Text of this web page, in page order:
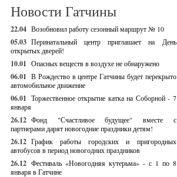
Новости Гатчины
22.04 Возобновил работу сезонный маршрут № 10
05.03 Перинатальный центр приглашает на День
открытых дверей!
10.01 Опасных веществ в воздухе не обнаружено
06.01 В Рождество в центре Гатчины будет перекрыто
автомобильное движение
06.01 Торжественное открытие катка на Соборной - 7
января
26.12 Фонд "Счастливое будущее" вместе с
партнерами дарят новогодние праздники детям!
26.12 График работы городских и пригородных
автобусов в период новогодних праздников
26.12 Фестиваль «Новогодняя кутерьма» - с 1 по 8
января в Гатчине